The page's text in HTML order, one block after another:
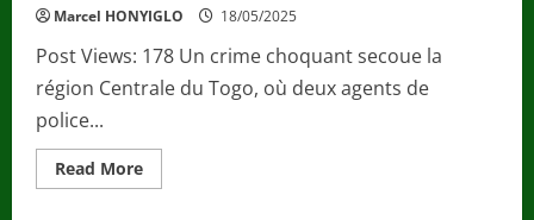
Marcel HONYIGLO 18/05/2025
Post Views: 178 Un crime choquant secoue la
région Centrale du Togo, où deux agents de
police...
Read MoreRead
more